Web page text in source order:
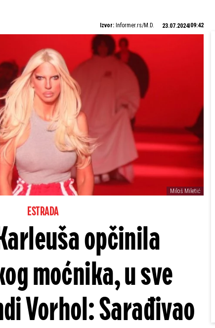
Izvor: Informer.rs/M.D. 23.07.2024 09:42
Miloš Miletić
ESTRADA
opčinila
moćnika, u sve
Vorhol: Sarađivao